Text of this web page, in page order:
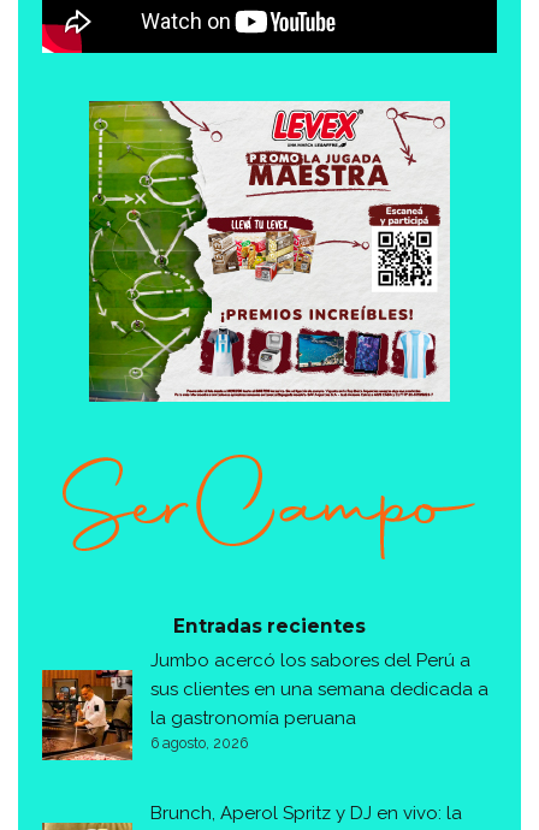
Entradas recientes
Jumbo acercó los sabores del Perú a
sus clientes en una semana dedicada a
la gastronomía peruana
6 agosto, 2026
Brunch, Aperol Spritz y DJ en vivo: la